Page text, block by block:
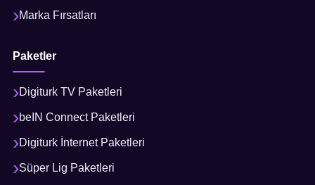
Marka Fırsatları
Paketler
Digiturk TV Paketleri
beIN Connect Paketleri
Digiturk İnternet Paketleri
Süper Lig Paketleri